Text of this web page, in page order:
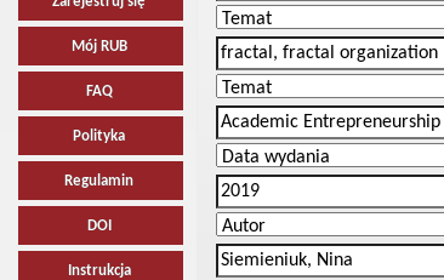
Mój RUB
FAQ
Polityka
Regulamin
DOI
Instrukcja